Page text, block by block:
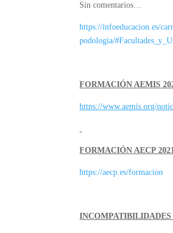
Sin comentarios…
https://infoeducacion.es/
podologia/
FORMACIÓN AEMIS
https://www.aemis.org/
FORMACIÓN AECP
https://aecp.es/formacion